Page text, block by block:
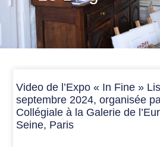
Video de l’Expo « In Fine »
septembre 2024, organisée
Collégiale à la Galerie de
Seine, Paris